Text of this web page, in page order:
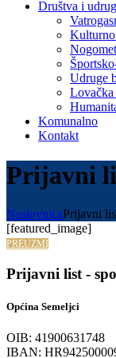
Društva i
Kulturno
Udruge
Lovačka
Komunalno
Kontakt
Prijavni
NaslovnicaPrijavni
[featured_image]
PREUZMI
Prijavni list -
Općina Semeljci
OIB: 41900631748
IBAN: